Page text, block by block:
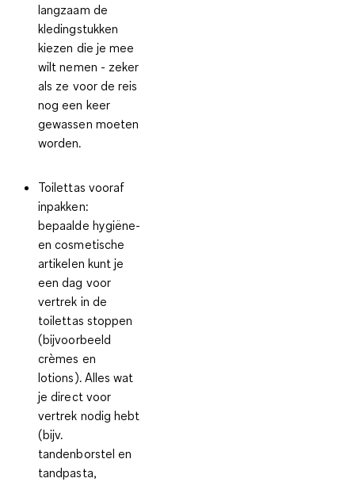
langzaam de
kledingstukken
kiezen die je mee
wilt nemen - zeker
als ze voor de reis
nog een keer
gewassen moeten
worden.
Toilettas vooraf
inpakken:
bepaalde hygiëne-
en cosmetische
artikelen kunt je
een dag voor
vertrek in de
toilettas stoppen
(bijvoorbeeld
crèmes en
lotions). Alles wat
je direct voor
vertrek nodig hebt
(bijv.
tandenborstel en
tandpasta,